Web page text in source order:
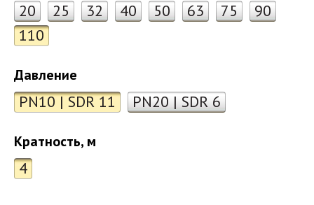
20 25 32 40 50 63 75
90
110
Давление
PN10 | SDR 11 PN20 | SDR 6
Кратность, м
4